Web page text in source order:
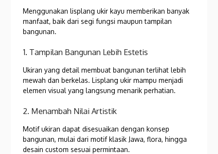
Menggunakan lisplang ukir kayu memberikan banyak
manfaat, baik dari segi fungsi maupun tampilan
bangunan.
1. Tampilan Bangunan Lebih Estetis
Ukiran yang detail membuat bangunan terlihat lebih
mewah dan berkelas. Lisplang ukir mampu menjadi
elemen visual yang langsung menarik perhatian.
2. Menambah Nilai Artistik
Motif ukiran dapat disesuaikan dengan konsep
bangunan, mulai dari motif klasik Jawa, flora, hingga
desain custom sesuai permintaan.